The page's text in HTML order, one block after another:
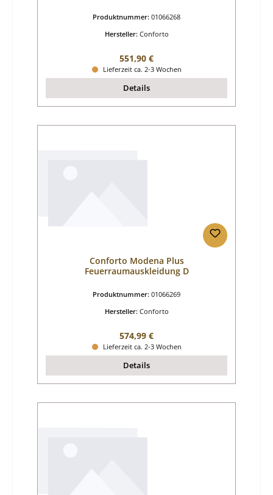
Produktnummer: 01066268
Hersteller: Conforto
Regulärer Preis:
551,90 €
Lieferzeit ca. 2-3 Wochen
Details
Conforto Modena Plus
Feuerraumauskleidung D
Produktnummer: 01066269
Hersteller: Conforto
Regulärer Preis:
574,99 €
Lieferzeit ca. 2-3 Wochen
Details